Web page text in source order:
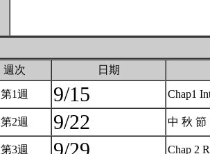
週次 日期
第1週 9/15 Chap1
第2週 9/22 中 秋 節
第3週 Chap 2